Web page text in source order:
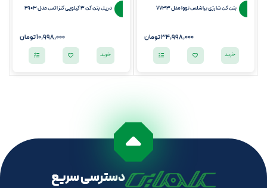
بتن کن شارژی براشلس نووا مدل 7733
34,998,000تومان
خرید
دریل بتن کن 3 کیلویی کنزاکس مدل 2903
10,998,000تومان
خرید
دسترسی سریع